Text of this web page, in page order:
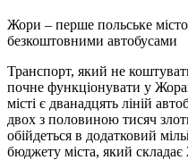
Жори – перше польське
безкоштовними автобусами
Транспорт, який не
почне функціонувати у
місті є дванадцять ліній
двох з половиною тисяч
обійдеться в додатковий
бюджету міста, який